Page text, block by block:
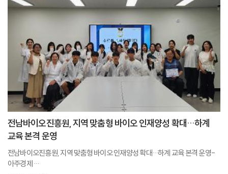
전남바이오진흥원, 지역 맞춤형 바이오 인재양성 확대…하계
교육 본격 운영
전남바이오진흥원, 지역 맞춤형 바이오 인재양성 확대…하계 교육 본격 운영-
아주경제